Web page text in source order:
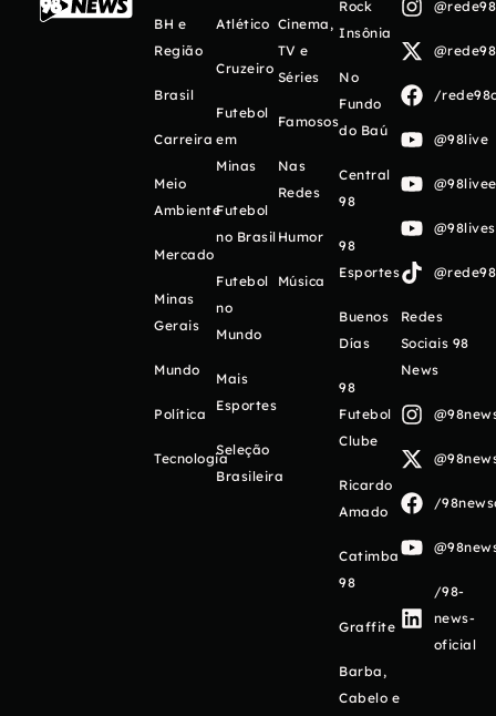
BH e
Região
Brasil
Carreira
Meio
Ambiente
Mercado
Minas
Gerais
Mundo
Política
Tecnologia
Atlético
Cruzeiro
Futebol
em
Minas
Futebol
no Brasil
Futebol
no
Mundo
Mais
Esportes
Seleção
Brasileira
Cinema,
TV e
Séries
Famosos
Nas
Redes
Humor
Música
Rock
Insônia
No
Fundo
do Baú
Central
98
98
Esportes
Buenos
Días
98
Futebol
Clube
Ricardo
Amado
Catimba
98
Graffite
Barba,
Cabelo e
/
@98live
Redes
Sociais 98
News
/
/98-
news-
oficial